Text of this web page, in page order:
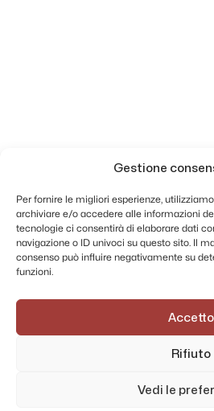
Gestione
Per fornire le migliori esperienze,
archiviare e/o accedere alle informazioni
tecnologie ci consentirà di elaborare dati
navigazione o ID univoci su questo sito. Il
consenso può influire negativamente su
funzioni.
Accetto
Rifiuto
Vedi le
AMMINISTRAZIONE
CONTATTI